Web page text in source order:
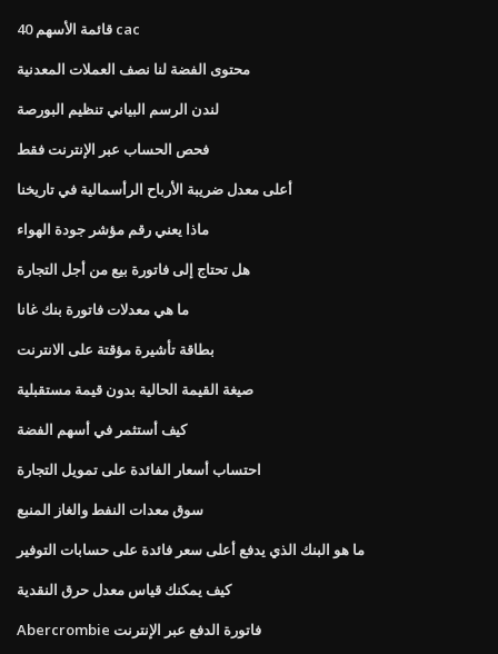
قائمة الأسهم 40 cac
محتوى الفضة لنا نصف العملات المعدنية
لندن الرسم البياني تنظيم البورصة
فحص الحساب عبر الإنترنت فقط
أعلى معدل ضريبة الأرباح الرأسمالية في تاريخنا
ماذا يعني رقم مؤشر جودة الهواء
هل تحتاج إلى فاتورة بيع من أجل التجارة
ما هي معدلات فاتورة بنك غانا
بطاقة تأشيرة مؤقتة على الانترنت
صيغة القيمة الحالية بدون قيمة مستقبلية
كيف أستثمر في أسهم الفضة
احتساب أسعار الفائدة على تمويل التجارة
سوق معدات النفط والغاز المنبع
ما هو البنك الذي يدفع أعلى سعر فائدة على حسابات التوفير
كيف يمكنك قياس معدل حرق النقدية
Abercrombie فاتورة الدفع عبر الإنترنت